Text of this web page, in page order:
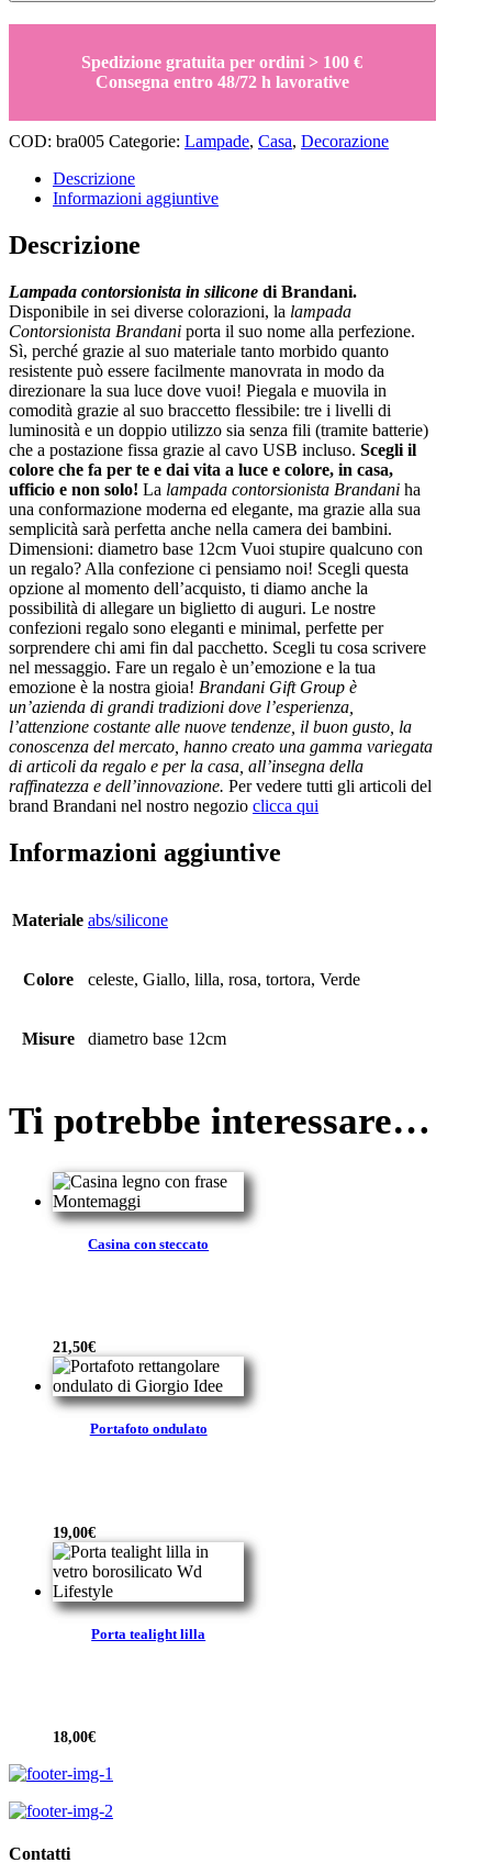
Spedizione gratuita per ordini > 100 €
Consegna entro 48/72 h lavorative
COD: bra005 Categorie: Lampade, Casa, Decorazione
Descrizione
Informazioni aggiuntive
Descrizione
Lampada contorsionista in silicone di Brandani.
Disponibile in sei diverse colorazioni, la lampada
Contorsionista Brandani porta il suo nome alla perfezione.
Sì, perché grazie al suo materiale tanto morbido quanto
resistente può essere facilmente manovrata in modo da
direzionare la sua luce dove vuoi! Piegala e muovila in
comodità grazie al suo braccetto flessibile: tre i livelli di
luminosità e un doppio utilizzo sia senza fili (tramite batterie)
che a postazione fissa grazie al cavo USB incluso. Scegli il
colore che fa per te e dai vita a luce e colore, in casa,
ufficio e non solo! La lampada contorsionista Brandani ha
una conformazione moderna ed elegante, ma grazie alla sua
semplicità sarà perfetta anche nella camera dei bambini.
Dimensioni: diametro base 12cm Vuoi stupire qualcuno con
un regalo? Alla confezione ci pensiamo noi! Scegli questa
opzione al momento dell’acquisto, ti diamo anche la
possibilità di allegare un biglietto di auguri. Le nostre
confezioni regalo sono eleganti e minimal, perfette per
sorprendere chi ami fin dal pacchetto. Scegli tu cosa scrivere
nel messaggio. Fare un regalo è un’emozione e la tua
emozione è la nostra gioia! Brandani Gift Group è
un’azienda di grandi tradizioni dove l’esperienza,
l’attenzione costante alle nuove tendenze, il buon gusto, la
conoscenza del mercato, hanno creato una gamma variegata
di articoli da regalo e per la casa, all’insegna della
raffinatezza e dell’innovazione. Per vedere tutti gli articoli del
brand Brandani nel nostro negozio clicca qui
Informazioni aggiuntive
Materiale abs/silicone
Colore celeste, Giallo, lilla, rosa, tortora, Verde
Misure diametro base 12cm
Ti potrebbe interessare…
Casina con steccato
21,50€
Portafoto ondulato
19,00€
Porta tealight lilla
18,00€
Contatti